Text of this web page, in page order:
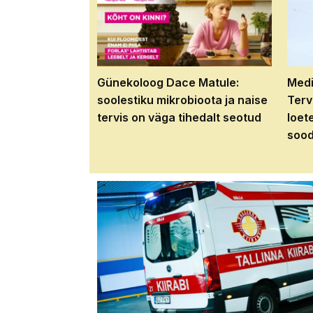
Günekoloog Dace Matule:
soolestiku mikrobioota ja naise
tervis on väga tihedalt seotud